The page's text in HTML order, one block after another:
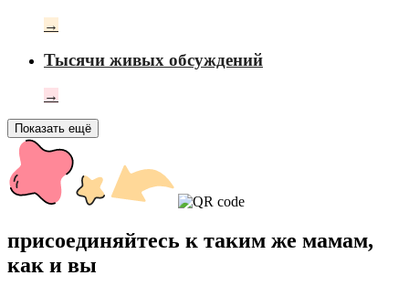
→
Тысячи живых обсуждений
→
Показать ещё
присоединяйтесь к таким же мамам,
как и вы